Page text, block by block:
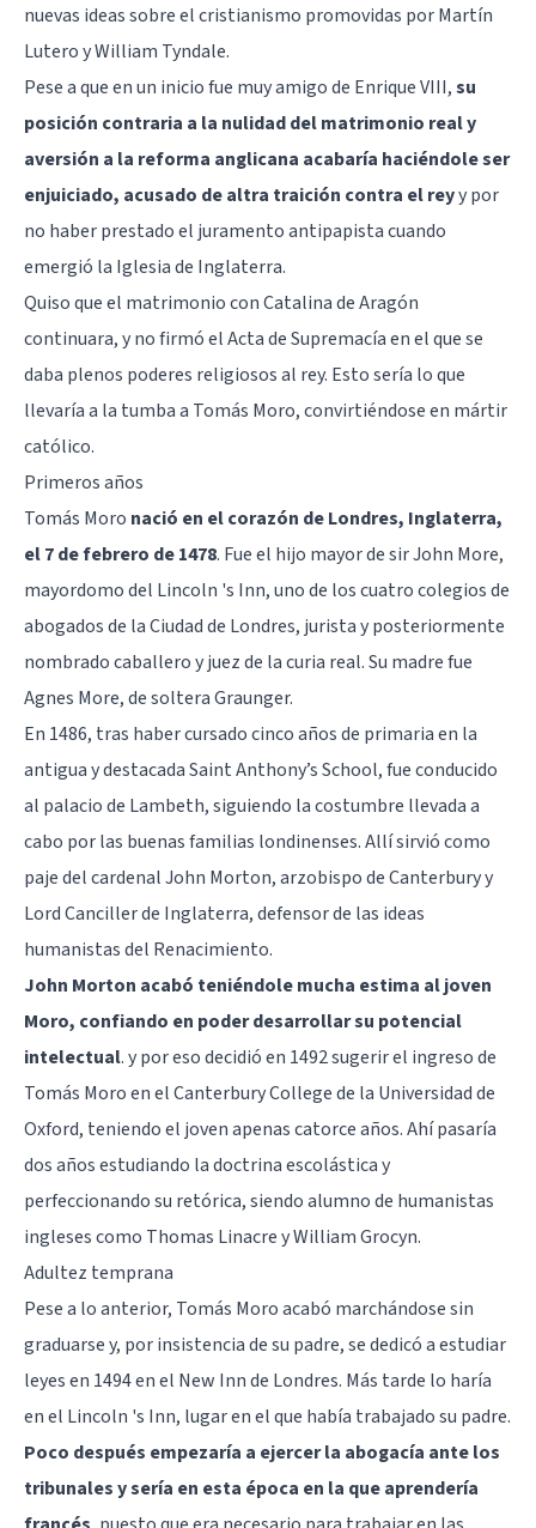
nuevas ideas sobre el cristianismo promovidas por Martín
Lutero y William Tyndale.
Pese a que en un inicio fue muy amigo de Enrique VIII,su
posición contraria a la nulidad del matrimonio real y
aversión a la reforma anglicana acabaría haciéndole ser
enjuiciado, acusado de altra traición contra el reyy por
no haber prestado el juramento antipapista cuando
emergió la Iglesia de Inglaterra.
Quiso que el matrimonio con Catalina de Aragón
continuara, y no firmó el Acta de Supremacía en el que se
daba plenos poderes religiosos al rey. Esto sería lo que
llevaría a la tumba a Tomás Moro, convirtiéndose en mártir
católico.
Primeros años
Tomás Moro nació en el corazón de Londres, Inglaterra,
el 7 de febrero de 1478. Fue el hijo mayor de sir John More,
mayordomo del Lincoln 's Inn, uno de los cuatro colegios de
abogados de la Ciudad de Londres, jurista y posteriormente
nombrado caballero y juez de la curia real. Su madre fue
Agnes More, de soltera Graunger.
En 1486, tras haber cursado cinco años de primaria en la
antigua y destacada Saint Anthony’s School, fue conducido
al palacio de Lambeth, siguiendo la costumbre llevada a
cabo por las buenas familias londinenses. Allí sirvió como
paje del cardenal John Morton, arzobispo de Canterbury y
Lord Canciller de Inglaterra, defensor de las ideas
humanistas del Renacimiento.
John Morton acabó teniéndole mucha estima al joven
Moro, confiando en poder desarrollar su potencial
intelectual. y por eso decidió en 1492 sugerir el ingreso de
Tomás Moro en el Canterbury College de la Universidad de
Oxford, teniendo el joven apenas catorce años. Ahí pasaría
dos años estudiando la doctrina escolástica y
perfeccionando su retórica, siendo alumno de humanistas
ingleses como Thomas Linacre y William Grocyn.
Adultez temprana
Pese a lo anterior, Tomás Moro acabó marchándose sin
graduarse y, por insistencia de su padre, se dedicó a estudiar
leyes en 1494 en el New Inn de Londres. Más tarde lo haría
en el Lincoln 's Inn, lugar en el que había trabajado su padre.
Poco después empezaría a ejercer la abogacía ante los
tribunales y sería en esta época en la que aprendería